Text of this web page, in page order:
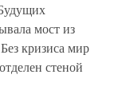
мост из
кризиса мир
стеной